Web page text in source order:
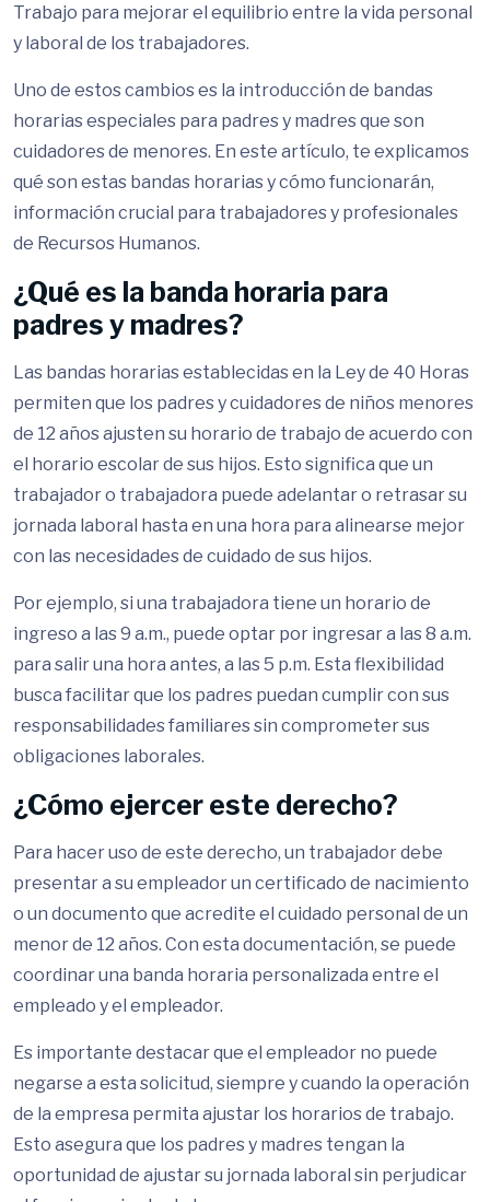
Trabajo para mejorar el equilibrio entre la vida personal
y laboral de los trabajadores.
Uno de estos cambios es la introducción de bandas
horarias especiales para padres y madres que son
cuidadores de menores. En este artículo, te explicamos
qué son estas bandas horarias y cómo funcionarán,
información crucial para trabajadores y profesionales
de Recursos Humanos.
¿Qué es la banda horaria para
padres y madres?
Las bandas horarias establecidas en la Ley de 40 Horas
permiten que los padres y cuidadores de niños menores
de 12 años ajusten su horario de trabajo de acuerdo con
el horario escolar de sus hijos. Esto significa que un
trabajador o trabajadora puede adelantar o retrasar su
jornada laboral hasta en una hora para alinearse mejor
con las necesidades de cuidado de sus hijos.
Por ejemplo, si una trabajadora tiene un horario de
ingreso a las 9 a.m., puede optar por ingresar a las 8 a.m.
para salir una hora antes, a las 5 p.m. Esta flexibilidad
busca facilitar que los padres puedan cumplir con sus
responsabilidades familiares sin comprometer sus
obligaciones laborales.
¿Cómo ejercer este derecho?
Para hacer uso de este derecho, un trabajador debe
presentar a su empleador un certificado de nacimiento
o un documento que acredite el cuidado personal de un
menor de 12 años. Con esta documentación, se puede
coordinar una banda horaria personalizada entre el
empleado y el empleador.
Es importante destacar que el empleador no puede
negarse a esta solicitud, siempre y cuando la operación
de la empresa permita ajustar los horarios de trabajo.
Esto asegura que los padres y madres tengan la
oportunidad de ajustar su jornada laboral sin perjudicar